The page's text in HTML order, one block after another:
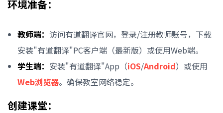
环境准备：
教师端： 访问有道翻译官网，登录/注册教师账号，下载
安装"有道翻译"PC客户端（最新版）或使用Web端。
学生端： 安装"有道翻译"App（iOS/Android）或使用
Web浏览器。确保教室网络稳定。
创建课堂：